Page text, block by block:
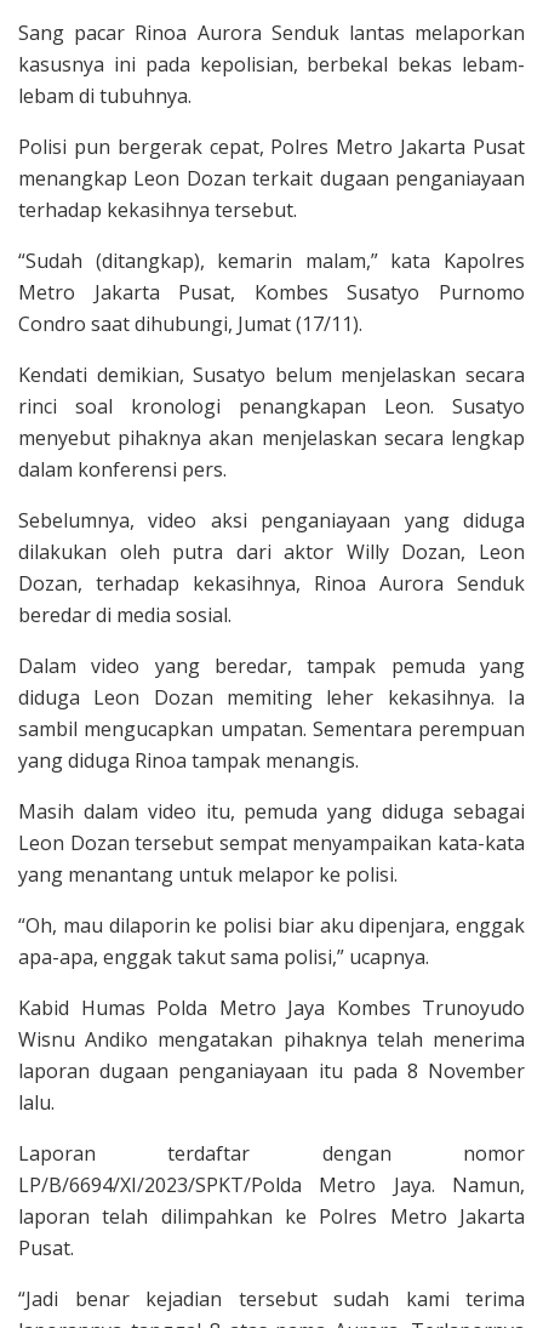
Sang pacar Rinoa Aurora Senduk lantas melaporkan
kasusnya ini pada kepolisian, berbekal bekas lebam-
lebam di tubuhnya.
Polisi pun bergerak cepat, Polres Metro Jakarta Pusat
menangkap Leon Dozan terkait dugaan penganiayaan
terhadap kekasihnya tersebut.
“Sudah (ditangkap), kemarin malam,” kata Kapolres
Metro Jakarta Pusat, Kombes Susatyo Purnomo
Condro saat dihubungi, Jumat (17/11).
Kendati demikian, Susatyo belum menjelaskan secara
rinci soal kronologi penangkapan Leon. Susatyo
menyebut pihaknya akan menjelaskan secara lengkap
dalam konferensi pers.
Sebelumnya, video aksi penganiayaan yang diduga
dilakukan oleh putra dari aktor Willy Dozan, Leon
Dozan, terhadap kekasihnya, Rinoa Aurora Senduk
beredar di media sosial.
Dalam video yang beredar, tampak pemuda yang
diduga Leon Dozan memiting leher kekasihnya. Ia
sambil mengucapkan umpatan. Sementara perempuan
yang diduga Rinoa tampak menangis.
Masih dalam video itu, pemuda yang diduga sebagai
Leon Dozan tersebut sempat menyampaikan kata-kata
yang menantang untuk melapor ke polisi.
“Oh, mau dilaporin ke polisi biar aku dipenjara, enggak
apa-apa, enggak takut sama polisi,” ucapnya.
Kabid Humas Polda Metro Jaya Kombes Trunoyudo
Wisnu Andiko mengatakan pihaknya telah menerima
laporan dugaan penganiayaan itu pada 8 November
lalu.
Laporan terdaftar dengan nomor
LP/B/6694/XI/2023/SPKT/Polda Metro Jaya. Namun,
laporan telah dilimpahkan ke Polres Metro Jakarta
Pusat.
“Jadi benar kejadian tersebut sudah kami terima